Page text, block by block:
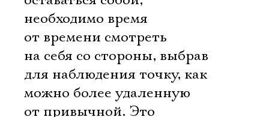
необходимо время
от времени смотреть
на себя со стороны, выбрав
для наблюдения точку, как
можно более удаленную
от привычной. Это